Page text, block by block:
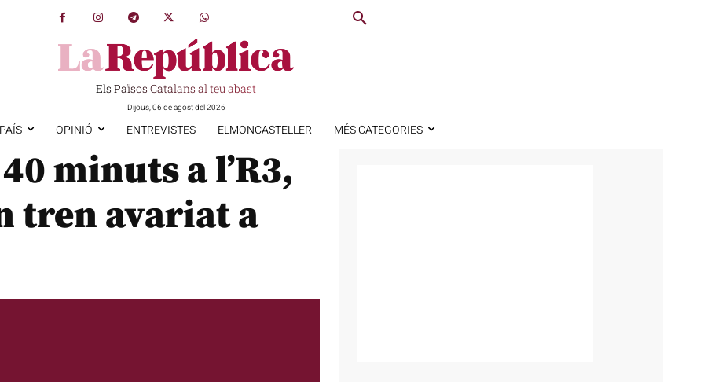
Els Països Catalans al teu abast
Dijous, 06 de agost del 2026
OPINIÓ ENTREVISTES ELMONCASTELLER MÉS CATEGORIES
minuts a l’R3,
tren avariat a